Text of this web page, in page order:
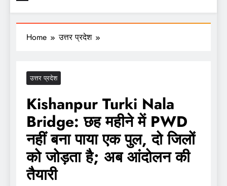
Home उत्तर प्रदेश
उत्तर प्रदेश
Kishanpur Turki Nala
Bridge: छह महीने में PWD
नहीं बना पाया एक पुल, दो जिलों
को जोड़ता है; अब आंदोलन की
तैयारी